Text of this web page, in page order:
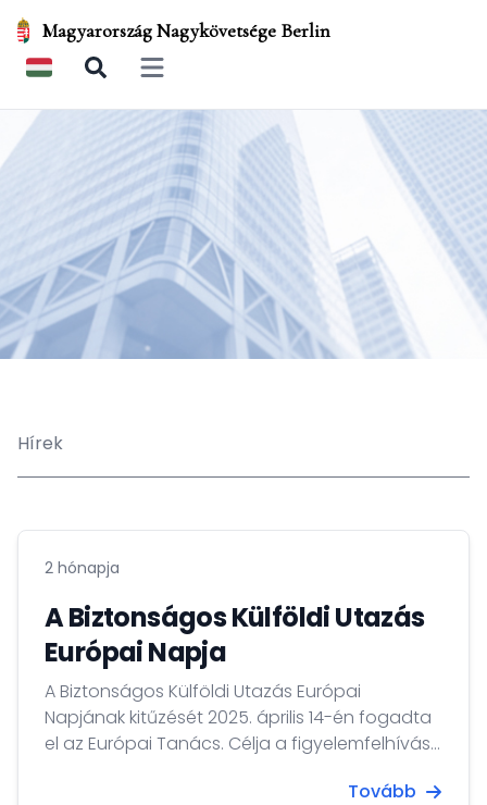
Magyarország Nagykövetsége Berlin
Open main menu
Hírek
2 hónapja
A Biztonságos Külföldi Utazás
Európai Napja
A Biztonságos Külföldi Utazás Európai
Napjának kitűzését 2025. április 14-én fogadta
el az Európai Tanács. Célja a figyelemfelhívás,
Tovább